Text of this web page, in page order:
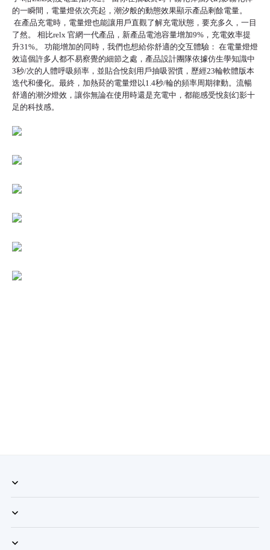
的一瞬間，電量燈依次亮起，潮汐般的動態效果顯示產品剩餘電量。
在產品充電時，電量燈也能讓用戶直觀了解充電狀態，要充多久，一目
了然。 相比relx 官網一代產品，新產品電池容量增加9%，充電效率提
升31%。 功能增加的同時，我們也想給你舒適的交互體驗： 在電量燈燈
效這個許多人都不易察覺的細節之處，產品設計團隊依據仿生學知識中
3秒/次的人體呼吸頻率，並貼合悅刻用戶抽吸習慣，歷經23輪軟體版本
迭代和優化。最終， 加熱菸的電量燈以1.4秒/輪的頻率周期律動。流暢
舒適的潮汐燈效，讓你無論在使用時還是充電中，都能感受悅刻幻影十
足的科技感。